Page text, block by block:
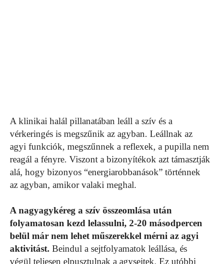
A klinikai halál pillanatában leáll a szív és a
vérkeringés is megszűnik az agyban. Leállnak az
agyi funkciók, megszűnnek a reflexek, a pupilla nem
reagál a fényre. Viszont a bizonyítékok azt támasztják
alá, hogy bizonyos “energiarobbanások” történnek
az agyban, amikor valaki meghal.
A nagyagykéreg a szív összeomlása után
folyamatosan kezd lelassulni, 2-20 másodpercen
belül már nem lehet műszerekkel mérni az agyi
aktivitást. Beindul a sejtfolyamatok leállása, és
végül teljesen elpusztulnak a agysejtek. Ez utóbbi